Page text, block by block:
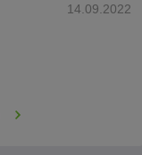
14.09.2022